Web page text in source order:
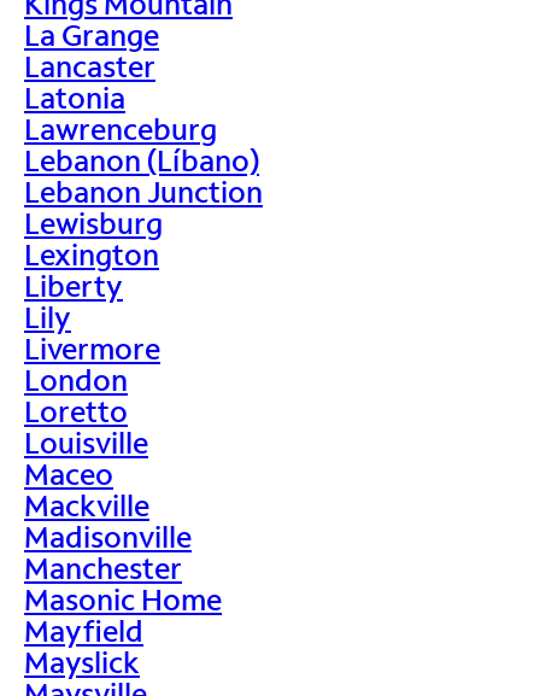
La Grange
Lancaster
Latonia
Lawrenceburg
Lebanon (Líbano)
Lebanon Junction
Lewisburg
Lexington
Liberty
Lily
Livermore
London
Loretto
Louisville
Maceo
Mackville
Madisonville
Manchester
Masonic Home
Mayfield
Mayslick